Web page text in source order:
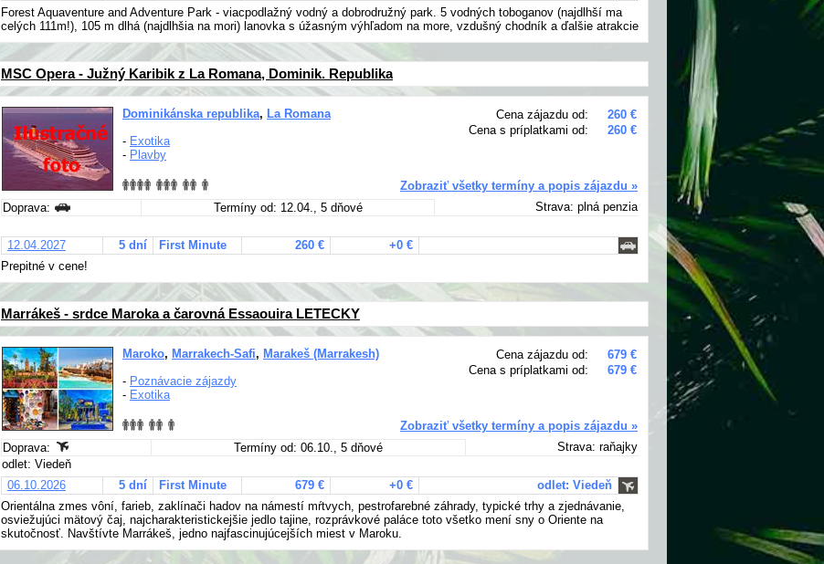
Forest Aquaventure and Adventure Park - viacpodlažný vodný a dobrodružný park. 5 vodných toboganov (najdlhší ma
celých 111m!), 105 m dlhá (najdlhšia na mori) lanovka s úžasným výhľadom na more, vzdušný chodník a ďalšie atrakcie
MSC Opera - Južný Karibik z La Romana, Dominik. Republika
Cena zájazdu od:
260 €
Cena s príplatkami od:
260 €
Dominikánska republika, La Romana
- Exotika
- Plavby
Zobraziť všetky termíny a popis zájazdu »
Doprava:
Termíny od: 12.04., 5 dňové Strava: plná penzia
12.04.2027 5 dní First Minute 260 €
+0 €
Prepitné v cene!
Marrákeš - srdce Maroka a čarovná Essaouira LETECKY
Cena zájazdu od:
679 €
Cena s príplatkami od:
679 €
Maroko, Marrakech-Safi, Marakeš (Marrakesh)
- Poznávacie zájazdy
- Exotika
Zobraziť všetky termíny a popis zájazdu »
Doprava:
Termíny od: 06.10., 5 dňové
Strava: raňajky
odlet: Viedeň
06.10.2026
5 dní First Minute 679 € +0 €
odlet: Viedeň
Orientálna zmes vôní, farieb, zaklínači hadov na námestí mŕtvych, pestrofarebné záhrady, typické trhy a zjednávanie,
osviežujúci mätový čaj, najcharakteristickejšie jedlo tajine, rozprávkové paláce toto všetko mení sny o Oriente na
skutočnosť. Navštívte Marrákeš, jedno najfascinujúcejších miest v Maroku.